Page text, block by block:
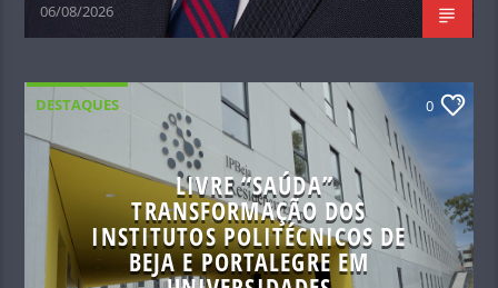
06/08/2026
DESTAQUES 0
LIVRE “SAÚDA”
TRANSFORMAÇÃO DOS
INSTITUTOS POLITÉCNICOS DE
BEJA E PORTALEGRE EM